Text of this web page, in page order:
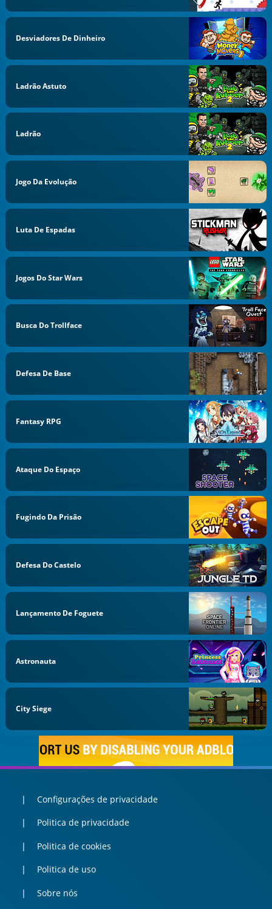
Desviadores De Dinheiro
Ladrão Astuto
Ladrão
Jogo Da Evolução
Luta De Espadas
Jogos Do Star Wars
Busca Do Trollface
Defesa De Base
Fantasy RPG
Ataque Do Espaço
Fugindo Da Prisão
Defesa Do Castelo
Lançamento De Foguete
Astronauta
City Siege
Configurações de privacidade
Politica de privacidade
Politica de cookies
Politica de uso
Sobre nós